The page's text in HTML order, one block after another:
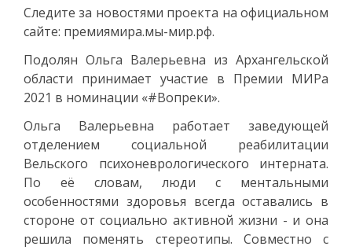
Следите за новостями проекта на официальном
сайте: премиямира.мы-мир.рф.
Подолян Ольга Валерьевна из Архангельской
области принимает участие в Премии МИРа
2021 в номинации «#Вопреки».
Ольга Валерьевна работает заведующей
отделением социальной реабилитации
Вельского психоневрологического интерната.
По её словам, люди с ментальными
особенностями здоровья всегда оставались в
стороне от социально активной жизни - и она
решила поменять стереотипы. Совместно с